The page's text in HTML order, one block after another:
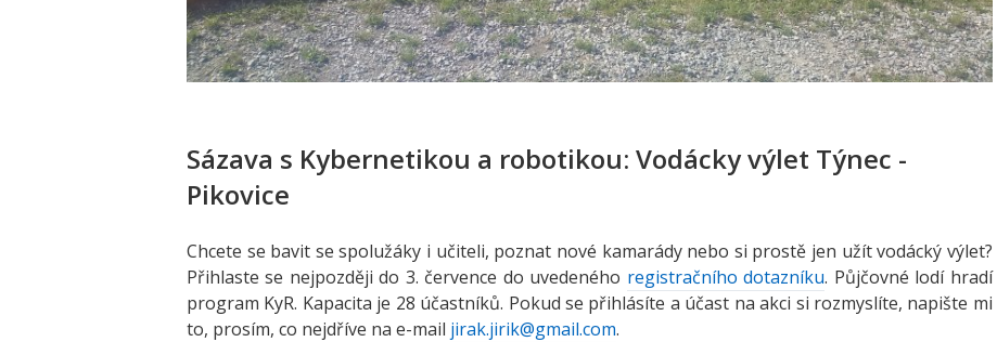
Sázava s Kybernetikou a robotikou: Vodácky výlet Týnec -
Pikovice
Chcete se bavit se spolužáky i učiteli, poznat nové kamarády nebo si prostě jen užít vodácký výlet?
Přihlaste se nejpozději do 3. července do uvedeného registračního dotazníku. Půjčovné lodí hradí
program KyR. Kapacita je 28 účastníků. Pokud se přihlásíte a účast na akci si rozmyslíte, napište mi
to, prosím, co nejdříve na e-mail jirak.jirik@gmail.com.